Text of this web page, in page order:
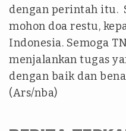
dengan perintah itu.
mohon doa restu,
Indonesia. Semoga
menjalankan tugas
dengan baik dan
(Ars/nba)